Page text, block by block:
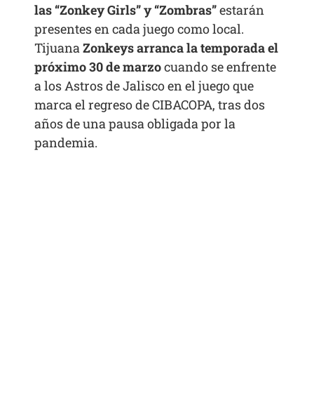
las “Zonkey Girls” y “Zombras”estarán
presentes en cada juego como local.
TijuanaZonkeys arranca la temporada el
próximo 30 de marzocuando se enfrente
a los Astros de Jalisco en el juego que
marca el regreso de CIBACOPA, tras dos
años de una pausa obligada por la
pandemia.